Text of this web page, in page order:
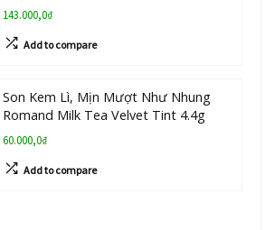
143.000,0₫
Add to compare
Son Kem Lì, Mịn Mượt Như Nhung
Romand Milk Tea Velvet Tint 4.4g
60.000,0₫
Add to compare